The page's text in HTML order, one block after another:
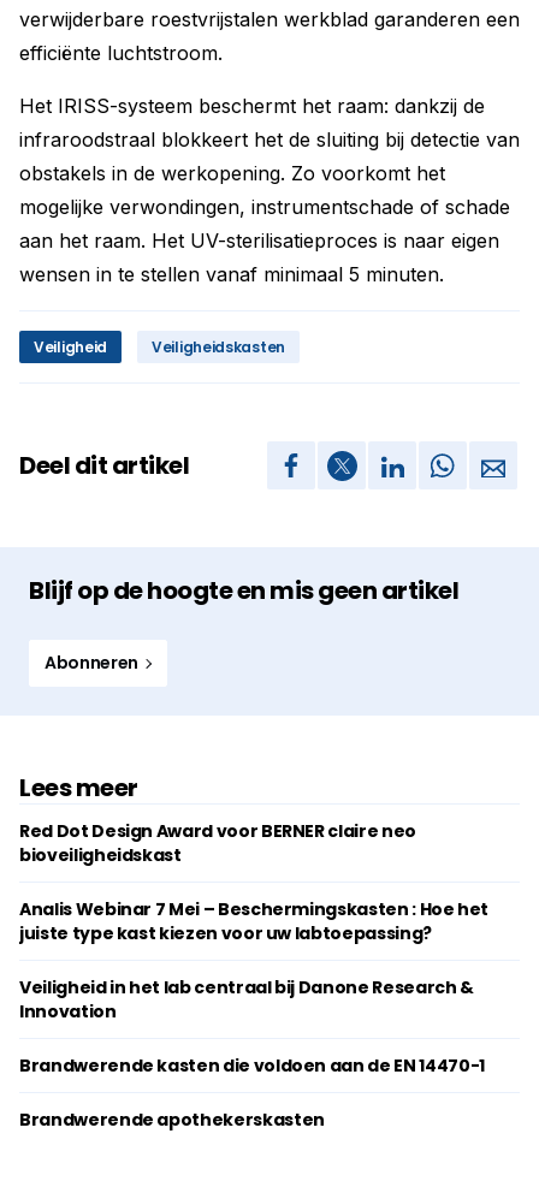
verwijderbare roestvrijstalen werkblad garanderen een
efficiënte luchtstroom.
Het IRISS-systeem beschermt het raam: dankzij de
infraroodstraal blokkeert het de sluiting bij detectie van
obstakels in de werkopening. Zo voorkomt het
mogelijke verwondingen, instrumentschade of schade
aan het raam. Het UV-sterilisatieproces is naar eigen
wensen in te stellen vanaf minimaal 5 minuten.
Veiligheid Veiligheidskasten
Deel dit artikel
Blijf op de hoogte en mis geen artikel
Abonneren
Lees meer
Red Dot Design Award voor BERNER claire neo
bioveiligheidskast
Analis Webinar 7 Mei – Beschermingskasten : Hoe het
juiste type kast kiezen voor uw labtoepassing?
Veiligheid in het lab centraal bij Danone Research &
Innovation
Brandwerende kasten die voldoen aan de EN 14470-1
Brandwerende apothekerskasten